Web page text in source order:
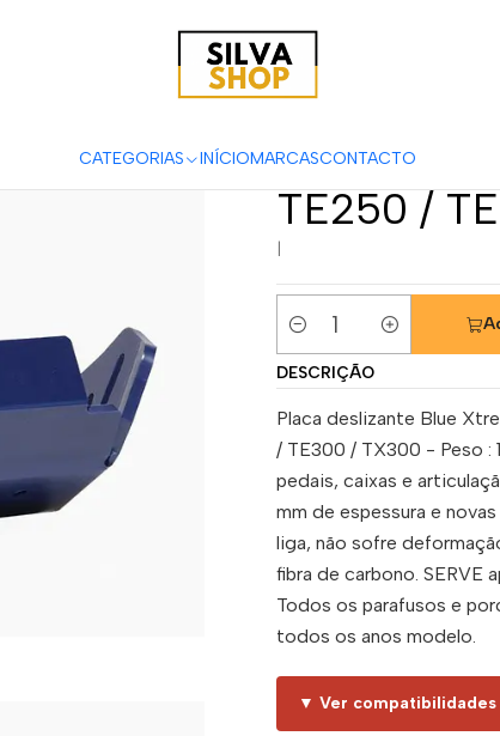
CATEGORIAS INÍCIOMARCASCONTACTO
HDPE 8
TE250 /
Quantidade
DESCRIÇÃO
Placa deslizante Blue
/ TE300 / TX300 - Peso :
pedais, caixas e
mm de espessura e
liga, não sofre
fibra de carbono. SERVE
Todos os parafusos e
todos os anos modelo.
▼ Ver compatibilidades